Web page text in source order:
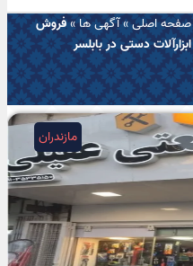
صفحه اصلی»آگهی ها»فروش
ابزارآلات دستی در بابلسر
مازندران